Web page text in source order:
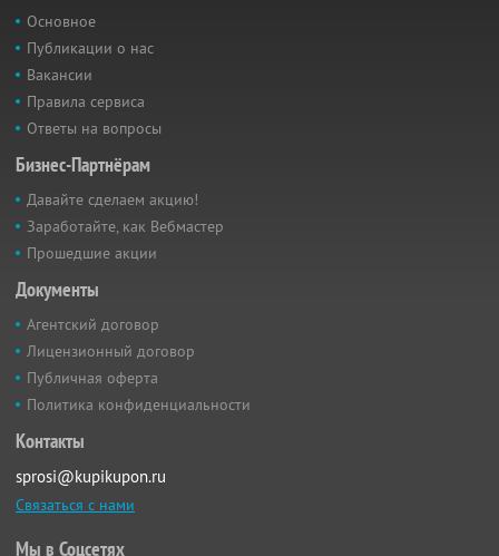
Основное
Публикации о нас
Вакансии
Правила сервиса
Ответы на вопросы
Бизнес-Партнёрам
Давайте сделаем акцию!
Заработайте, как Вебмастер
Прошедшие акции
Документы
Агентский договор
Лицензионный договор
Публичная оферта
Политика конфиденциальности
Контакты
sprosi@kupikupon.ru
Связаться с нами
Мы в Соцсетях